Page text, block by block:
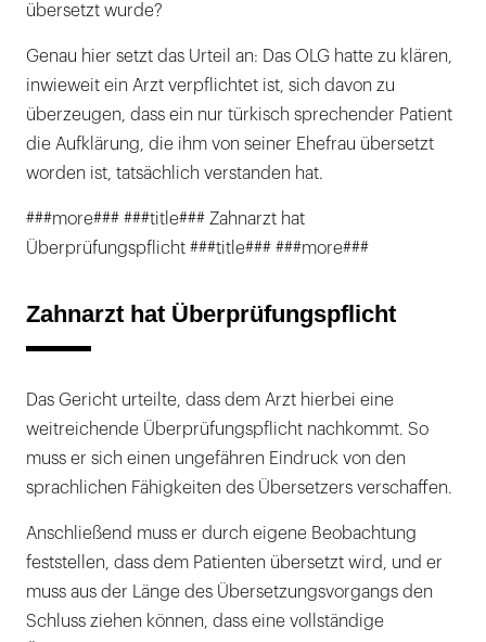
übersetzt wurde?
Genau hier setzt das Urteil an: Das OLG hatte zu klären,
inwieweit ein Arzt verpflichtet ist, sich davon zu
überzeugen, dass ein nur türkisch sprechender Patient
die Aufklärung, die ihm von seiner Ehefrau übersetzt
worden ist, tatsächlich verstanden hat.
###more### ###title### Zahnarzt hat
Überprüfungspflicht ###title### ###more###
Zahnarzt hat Überprüfungspflicht
Das Gericht urteilte, dass dem Arzt hierbei eine
weitreichende Überprüfungspflicht nachkommt. So
muss er sich einen ungefähren Eindruck von den
sprachlichen Fähigkeiten des Übersetzers verschaffen.
Anschließend muss er durch eigene Beobachtung
feststellen, dass dem Patienten übersetzt wird, und er
muss aus der Länge des Übersetzungsvorgangs den
Schluss ziehen können, dass eine vollständige